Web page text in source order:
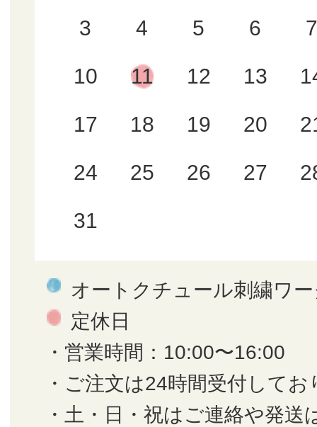
3 4 5 6 7
10 11 12 13
17 18 19 20
24 25 26 27
31
オートクチュール刺繍ワ
定休日
・営業時間：10:00〜16:00
・ご注文は24時間受付してお
・土・日・祝はご連絡や発送